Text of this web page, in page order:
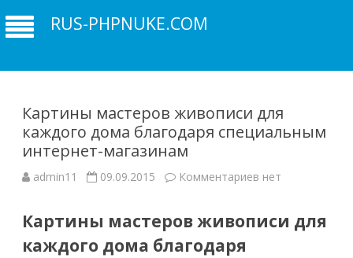
RUS-PHPNUKE.COM
Картины мастеров живописи для
каждого дома благодаря специальным
интернет-магазинам
admin11 09.09.2015 Комментариев к
живописи
для
нет
Картины мастеров живописи для
каждого дома благодаря